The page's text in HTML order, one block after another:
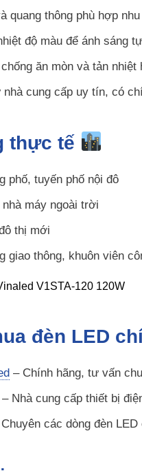
quang thông phù hợp
độ màu để ánh sáng
ăn mòn và tản nhiệt
cung cấp uy tín, có
thực tế
phố, tuyến phố nội đô
máy ngoài trời
thị mới
giao thông, khuôn viên
đèn LED
– Chính hãng, tư vấn
– Nhà cung cấp thiết bị
các dòng đèn LED